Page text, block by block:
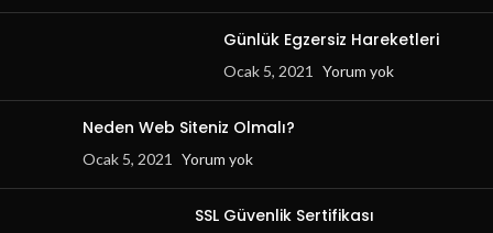
Günlük Egzersiz Hareketleri
Ocak 5, 2021 Yorum yok
Neden Web Siteniz Olmalı?
Ocak 5, 2021 Yorum yok
SSL Güvenlik Sertifikası